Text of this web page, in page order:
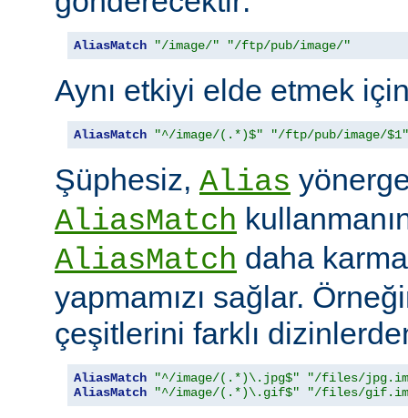
AliasMatch "/image/" "/ftp/pub/image/"
Aynı etkiyi elde etmek
AliasMatch "^/image/(.*)$" "/ftp/pub/image/$1"
Şüphesiz, Alias
AliasMatch
AliasMatch daha
yapmamızı sağlar.
çeşitlerini farklı
AliasMatch "^/image/(.*)\.jpg$"
"/files/
AliasMatch
"^/image/(.*)\.gif$" "/files/